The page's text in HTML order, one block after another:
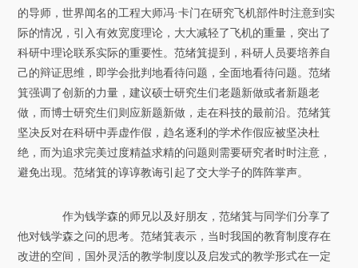
的导师，世界闻名的工程大师冯·卡门在研究飞机部件时注意到实
际的情况，引入有效宽度理论，大大减轻了飞机的重量，突出了
科研中理论联系实际的重要性。范绪箕提到，科研人员要培养自
己的辩证思维，即学会批判地看待问题，全面地看待问题。范绪
箕强调了创新的力量，建议硕士研究生们老题新做或者新题老
做，而博士研究生们则应新题新做，走在科技的最前沿。范绪箕
坚决反对在科研中弄虚作假，趋名逐利的学术作假应被坚决杜
绝，而为追求完美过度精益求精的问题则需要研究者时时注意，
避免出现。范绪箕的谆谆教诲引起了交大学子的阵阵掌声。
作为钱学森的师兄以及好朋友，范绪箕与同学们分享了
他对钱学森之问的思考。范绪箕表示，当时我国的教育制度存在
改进的空间，国外灵活的教学制度以及启发式的教学形式在一定